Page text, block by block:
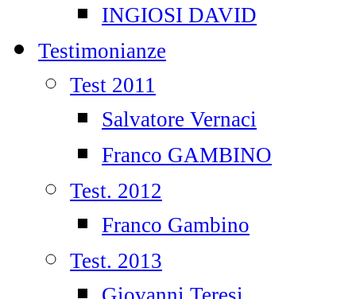
INGIOSI DAVID
Testimonianze
Test 2011
Salvatore Vernaci
Franco GAMBINO
Test. 2012
Franco Gambino
Test. 2013